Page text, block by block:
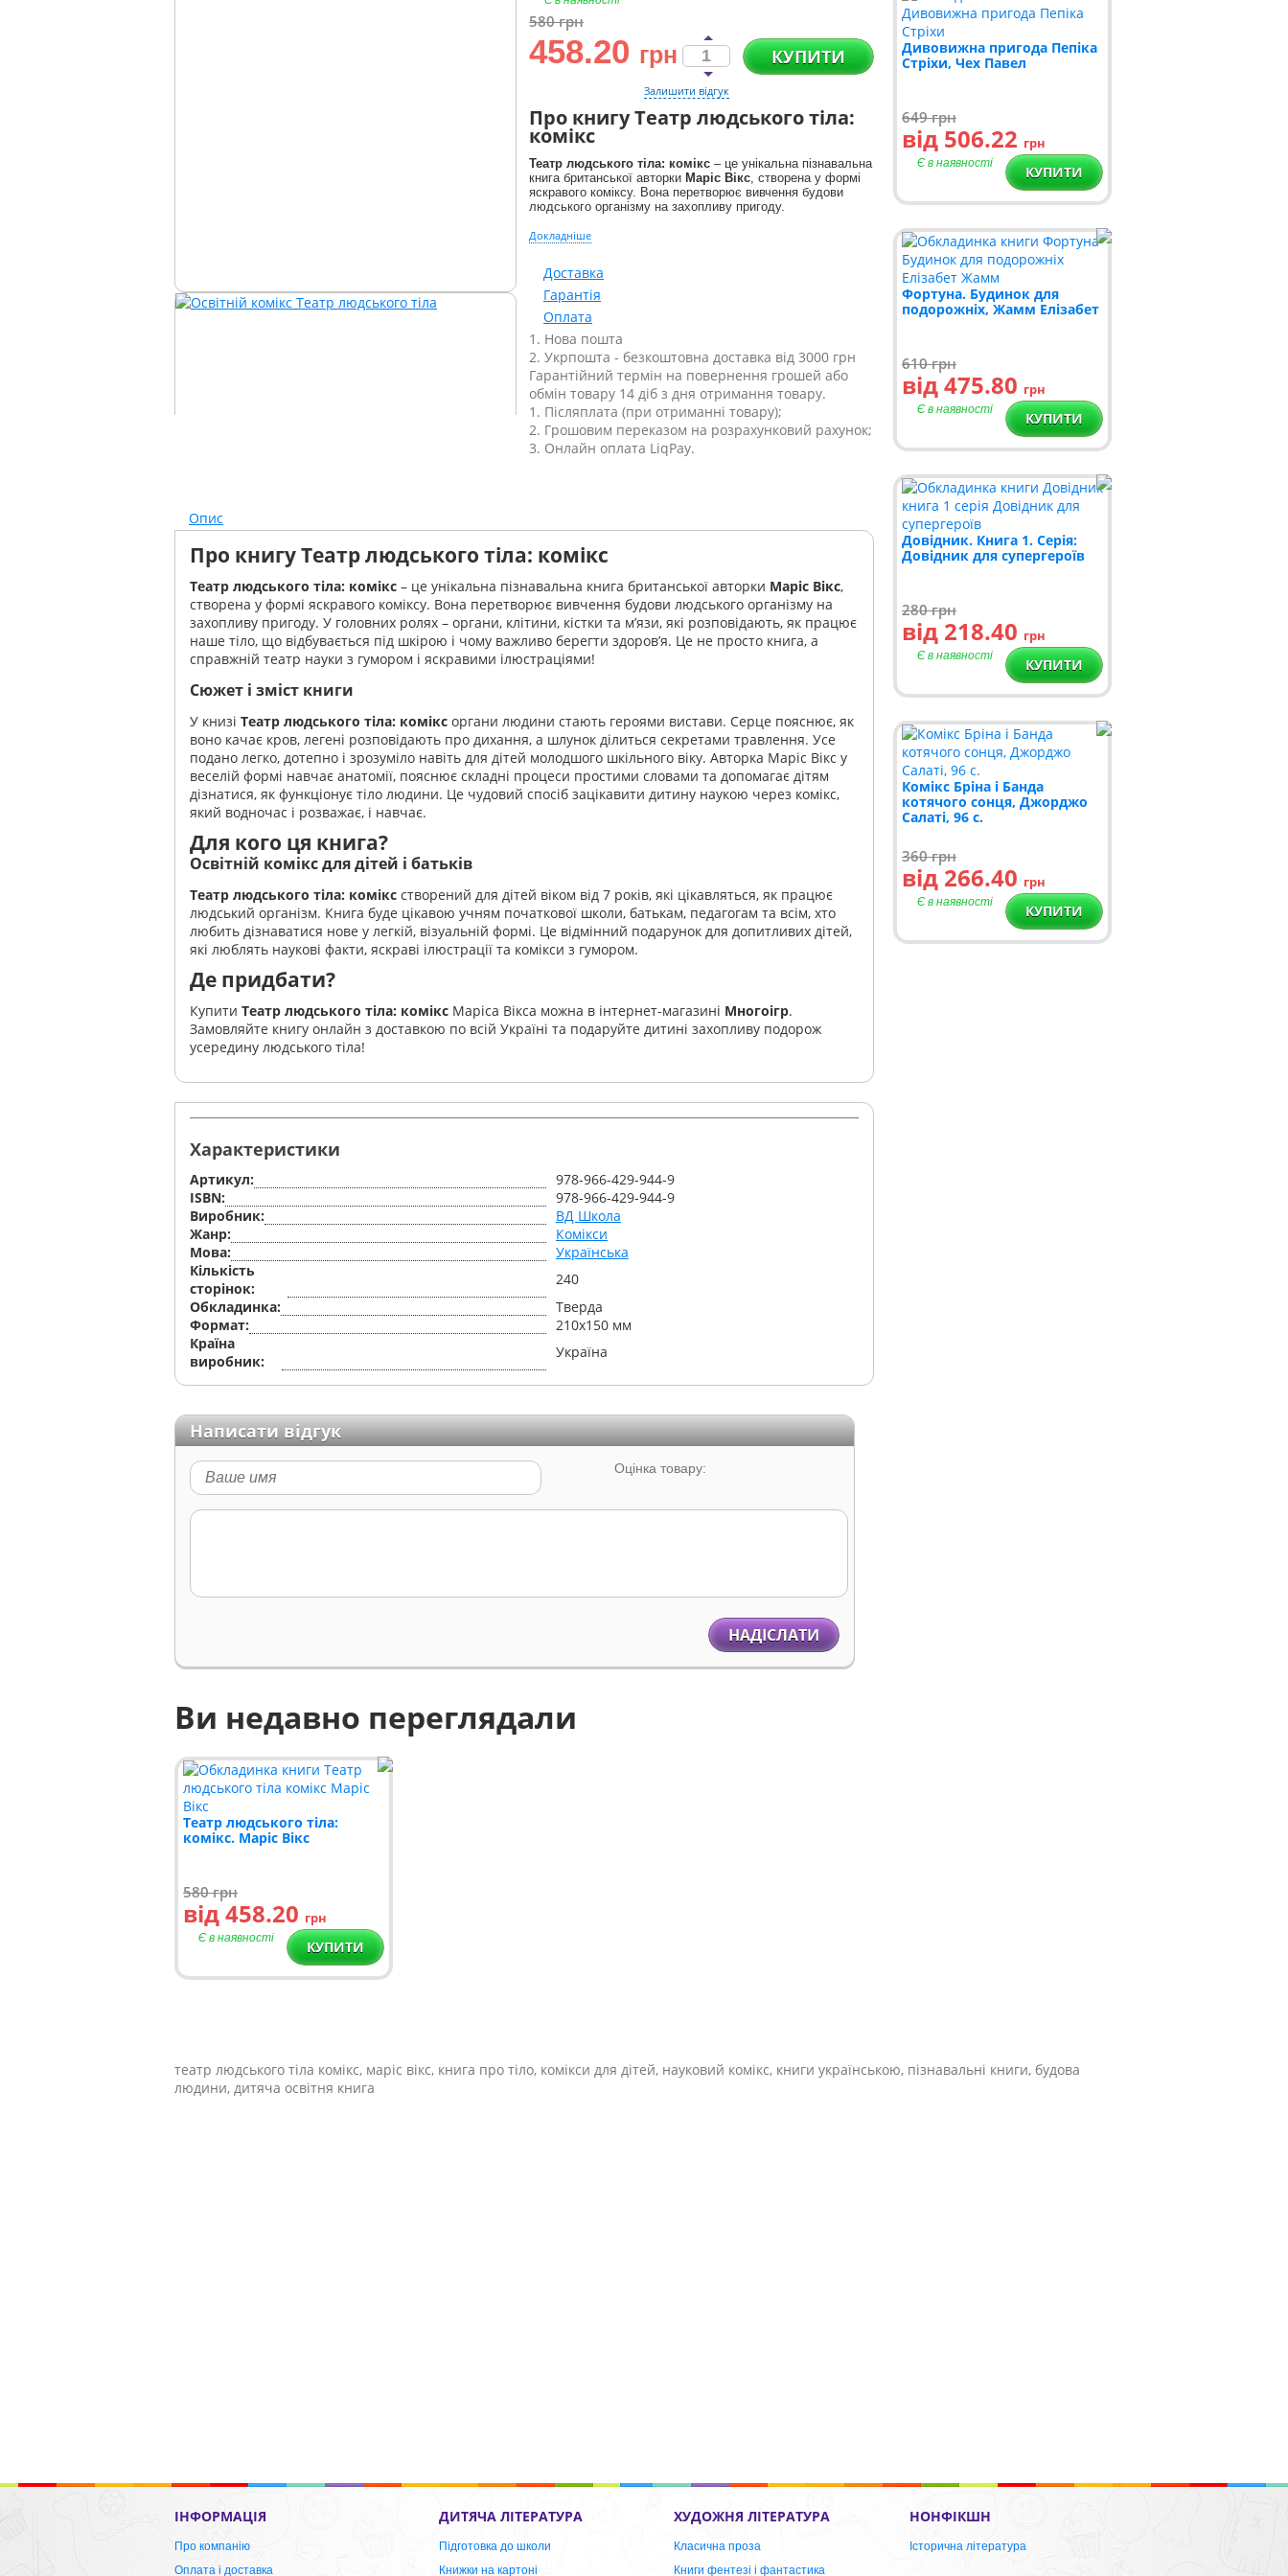
Дивовижна пригода Пепіка
Стріхи, Чех Павел
649грн
від 506.22 грн
Є в наявності КУПИТИ
Фортуна. Будинок для
подорожніх, Жамм Елізабет
610грн
від 475.80 грн
Є в наявності КУПИТИ
Довідник. Книга 1. Серія:
Довідник для супергероїв
280грн
від 218.40 грн
Є в наявності КУПИТИ
Комікс Бріна і Банда
котячого сонця, Джорджо
Салаті, 96 с.
360грн
від 266.40 грн
Є в наявності КУПИТИ
580грн
458.20 грн КУПИТИ
Залишити відгук
Про книгу Театр людського тіла:
комікс
Театр людського тіла: комікс – це унікальна пізнавальна
книга британської авторки Маріс Вікс, створена у формі
яскравого коміксу. Вона перетворює вивчення будови
людського організму на захопливу пригоду.
Докладніше
Доставка
Гарантія
Оплата
1. Нова пошта
2. Укрпошта - безкоштовна доставка від 3000 грн
Гарантійний термін на повернення грошей або
обмін товару 14 діб з дня отримання товару.
1. Післяплата (при отриманні товару);
2. Грошовим переказом на розрахунковий рахунок;
3. Онлайн оплата LiqPay.
Опис
Про книгу Театр людського тіла: комікс
Театр людського тіла: комікс – це унікальна пізнавальна книга британської авторки Маріс Вікс,
створена у формі яскравого коміксу. Вона перетворює вивчення будови людського організму на
захопливу пригоду. У головних ролях – органи, клітини, кістки та м’язи, які розповідають, як працює
наше тіло, що відбувається під шкірою і чому важливо берегти здоров’я. Це не просто книга, а
справжній театр науки з гумором і яскравими ілюстраціями!
Сюжет і зміст книги
У книзі Театр людського тіла: комікс органи людини стають героями вистави. Серце пояснює, як
воно качає кров, легені розповідають про дихання, а шлунок ділиться секретами травлення. Усе
подано легко, дотепно і зрозуміло навіть для дітей молодшого шкільного віку. Авторка Маріс Вікс у
веселій формі навчає анатомії, пояснює складні процеси простими словами та допомагає дітям
дізнатися, як функціонує тіло людини. Це чудовий спосіб зацікавити дитину наукою через комікс,
який водночас і розважає, і навчає.
Для кого ця книга?
Освітній комікс для дітей і батьків
Театр людського тіла: комікс створений для дітей віком від 7 років, які цікавляться, як працює
людський організм. Книга буде цікавою учням початкової школи, батькам, педагогам та всім, хто
любить дізнаватися нове у легкій, візуальній формі. Це відмінний подарунок для допитливих дітей,
які люблять наукові факти, яскраві ілюстрації та комікси з гумором.
Де придбати?
Купити Театр людського тіла: комікс Маріса Вікса можна в інтернет-магазині Многоігр.
Замовляйте книгу онлайн з доставкою по всій Україні та подаруйте дитині захопливу подорож
усередину людського тіла!
Характеристики
Артикул:
978-966-429-944-9
ISBN:
978-966-429-944-9
Виробник:
ВД Школа
Жанр:
Комікси
Мова:
Українська
Кількість
сторінок:
240
Обкладинка:
Тверда
Формат:
210х150 мм
Країна
виробник:
Україна
Написати відгук
Оцінка товару:
НАДІСЛАТИ
Ви недавно переглядали
Театр людського тіла:
комікс. Маріс Вікс
580грн
від 458.20 грн
Є в наявності КУПИТИ
театр людського тіла комікс, маріс вікс, книга про тіло, комікси для дітей, науковий комікс, книги українською, пізнавальні книги, будова
людини, дитяча освітня книга
ІНФОРМАЦІЯ
Про компанію
Оплата і доставка
ДИТЯЧА ЛІТЕРАТУРА
Підготовка до школи
Книжки на картоні
ХУДОЖНЯ ЛІТЕРАТУРА
Класична проза
Книги фентезі і фантастика
НОНФІКШН
Історична література